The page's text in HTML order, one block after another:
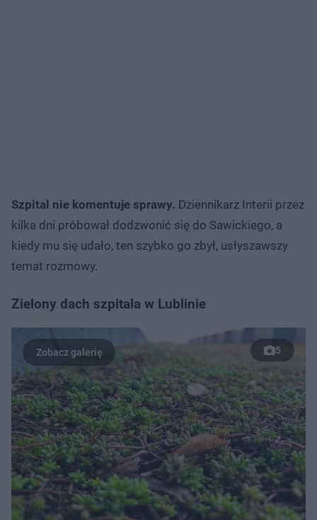
Szpital nie komentuje sprawy. Dziennikarz Interii przez
kilka dni próbował dodzwonić się do Sawickiego, a
kiedy mu się udało, ten szybko go zbył, usłyszawszy
temat rozmowy.
Zielony dach szpitala w Lublinie
5